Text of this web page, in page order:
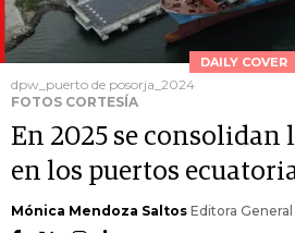
DAILY COVER
dpw_puerto de posorja_2024
FOTOS CORTESÍA
En 2025 se consolidan
en los puertos
Mónica Mendoza Saltos Editora General